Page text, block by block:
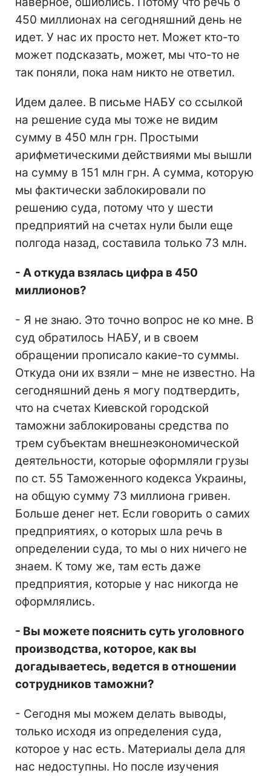
450 миллионах на сегодняшний день не
идет. У нас их просто нет. Может кто-то
может подсказать, может, мы что-то не
так поняли, пока нам никто не ответил.
Идем далее. В письме НАБУ со ссылкой
на решение суда мы тоже не видим
сумму в 450 млн грн. Простыми
арифметическими действиями мы вышли
на сумму в 151 млн грн. А сумма, которую
мы фактически заблокировали по
решению суда, потому что у шести
предприятий на счетах нули были еще
полгода назад, составила только 73 млн.
- А откуда взялась цифра в 450
миллионов?
- Я не знаю. Это точно вопрос не ко мне. В
суд обратилось НАБУ, и в своем
обращении прописало какие-то суммы.
Откуда они их взяли – мне не известно. На
сегодняшний день я могу подтвердить,
что на счетах Киевской городской
таможни заблокированы средства по
трем субъектам внешнеэкономической
деятельности, которые оформляли грузы
по ст. 55 Таможенного кодекса Украины,
на общую сумму 73 миллиона гривен.
Больше денег нет. Если говорить о самих
предприятиях, о которых шла речь в
определении суда, то мы о них ничего не
знаем. К тому же, там есть даже
предприятия, которые у нас никогда не
оформлялись.
- Вы можете пояснить суть уголовного
производства, которое, как вы
догадываетесь, ведется в отношении
сотрудников таможни?
- Сегодня мы можем делать выводы,
только исходя из определения суда,
которое у нас есть. Материалы дела для
нас недоступны. Но после изучения